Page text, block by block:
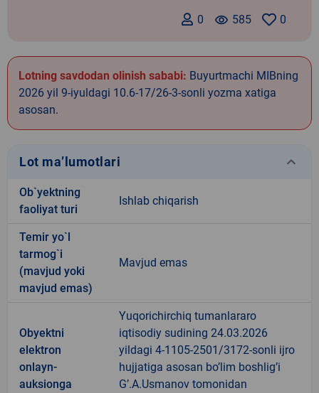
0
remove_red_eye 585
0
Lotning savdodan olinish sababi: Buyurtmachi MIBning
2026 yil 9-iyuldagi 10.6-17/26-3-sonli yozma xatiga
asosan.
Lot ma’lumotlari keyboard_arrow_down
Ob`yektning
faoliyat turi
Ishlab chiqarish
Temir yo`l
tarmog`i
(mavjud yoki
mavjud emas)
Mavjud emas
Obyektni
elektron
onlayn-
auksionga
Yuqorichirchiq tumanlararo
iqtisodiy sudining 24.03.2026
yildagi 4-1105-2501/3172-sonli ijro
hujjatiga asosan bo’lim boshlig’i
G’.A.Usmanov tomonidan